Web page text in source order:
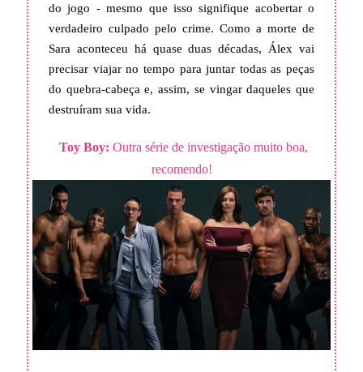
do jogo - mesmo que isso signifique acobertar o
verdadeiro culpado pelo crime. Como a morte de
Sara aconteceu há quase duas décadas, Álex vai
precisar viajar no tempo para juntar todas as peças
do quebra-cabeça e, assim, se vingar daqueles que
destruíram sua vida.
Toy Boy: Outra série de investigação muito boa,
recomendo!